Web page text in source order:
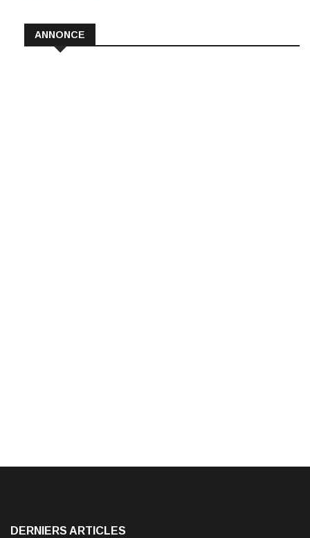
ANNONCE
DERNIERS ARTICLES